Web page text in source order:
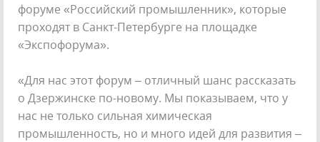
форуме «Российский промышленник», которые
проходят в Санкт-Петербурге на площадке
«Экспофорума».
«Для нас этот форум – отличный шанс рассказать
о Дзержинске по-новому. Мы показываем, что у
нас не только сильная химическая
промышленность, но и много идей для развития –